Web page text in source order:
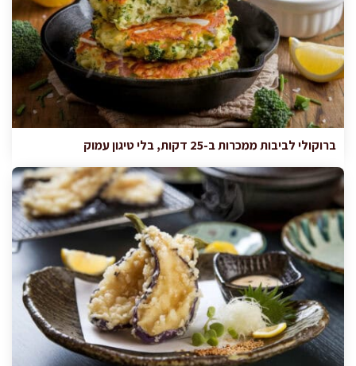
ברוקולי לביבות ממכרות ב-25 דקות, בלי טיגון עמוק